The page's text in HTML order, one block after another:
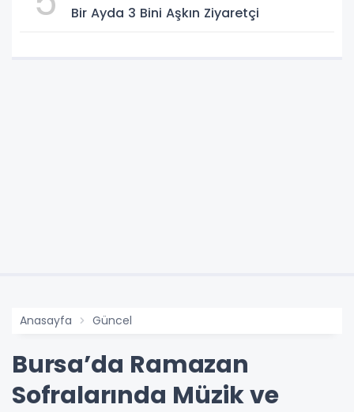
Bir Ayda 3 Bini Aşkın Ziyaretçi
Anasayfa Güncel
Bursa’da Ramazan
Sofralarında Müzik ve